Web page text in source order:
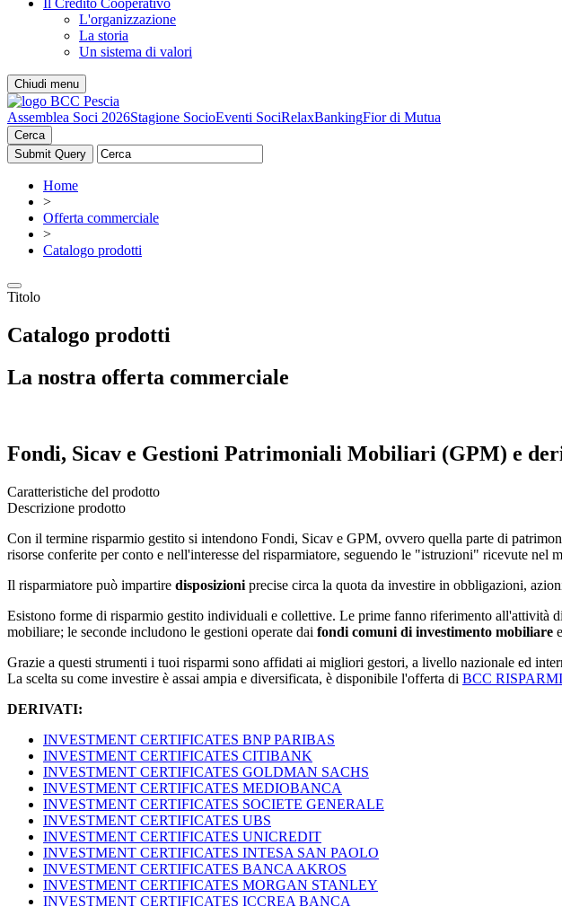
Il Credito Cooperativo
L'organizzazione
La storia
Un sistema di valori
Chiudi menu
Assemblea Soci 2026Stagione SocioEventi SociRelaxBankingFior di Mutua
Cerca
Home
>
Offerta commerciale
>
Catalogo prodotti
Titolo
Catalogo prodotti
La nostra offerta commerciale
Fondi, Sicav e Gestioni Patrimoniali Mobiliari (GPM) e
Caratteristiche del prodotto
Descrizione prodotto
Con il termine risparmio gestito si intendono Fondi, Sicav e GPM, ovvero quella parte di
risorse conferite per conto e nell'interesse del risparmiatore, seguendo le "istruzioni" ricevute nel
Il risparmiatore può impartire disposizioni precise circa la quota da investire in obbligazioni,
Esistono forme di risparmio gestito individuali e collettive. Le prime fanno riferimento all'attività
mobiliare; le seconde includono le gestioni operate dai fondi comuni di investimento mobiliare
Grazie a questi strumenti i tuoi risparmi sono affidati ai migliori gestori, a livello nazionale ed
La scelta su come investire è assai ampia e diversificata, è disponibile l'offerta di BCC
DERIVATI:
INVESTMENT CERTIFICATES BNP PARIBAS
INVESTMENT CERTIFICATES CITIBANK
INVESTMENT CERTIFICATES GOLDMAN SACHS
INVESTMENT CERTIFICATES MEDIOBANCA
INVESTMENT CERTIFICATES SOCIETE GENERALE
INVESTMENT CERTIFICATES UBS
INVESTMENT CERTIFICATES UNICREDIT
INVESTMENT CERTIFICATES INTESA SAN PAOLO
INVESTMENT CERTIFICATES BANCA AKROS
INVESTMENT CERTIFICATES MORGAN STANLEY
INVESTMENT CERTIFICATES ICCREA BANCA